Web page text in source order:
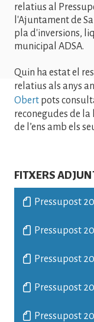
relatius al
l'Ajuntament de
pla d'inversions,
municipal ADSA.
Quin ha estat el
relatius als anys
Obert pots
reconegudes de
de l’ens amb els
FITXERS
Pressupost
Pressupost
Pressupost
Pressupost
Pressupost